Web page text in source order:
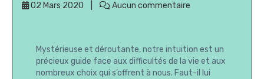
02 Mars 2020 Aucun commentaire
Mystérieuse et déroutante, notre intuition est un
précieux guide face aux difficultés de la vie et aux
nombreux choix qui s’offrent à nous. Faut-il lui